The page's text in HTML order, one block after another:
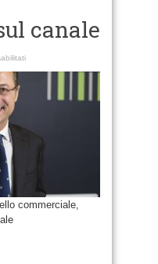
canale
su
punta
commerciale,